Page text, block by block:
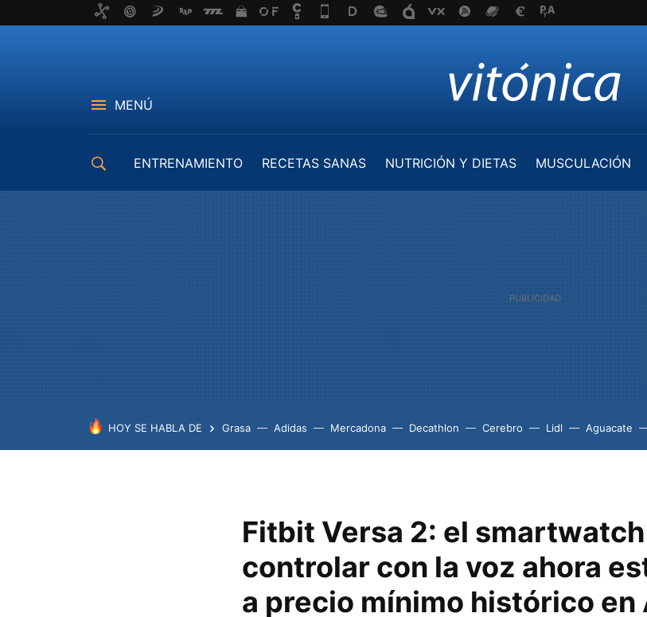
MENÚ
ENTRENAMIENTO RECETAS SANAS NUTRICIÓN Y DIETAS MUSCULACIÓN
HOY SE HABLA DE Grasa Adidas Mercadona Decathlon Cerebro Lidl Aguacate
Fitbit Versa 2: el
controlar con la voz ahora
a precio mínimo histórico en